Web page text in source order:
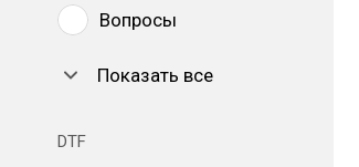
Вопросы
Показать все
DTF